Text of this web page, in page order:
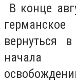
В конце
германское
вернуться
начала